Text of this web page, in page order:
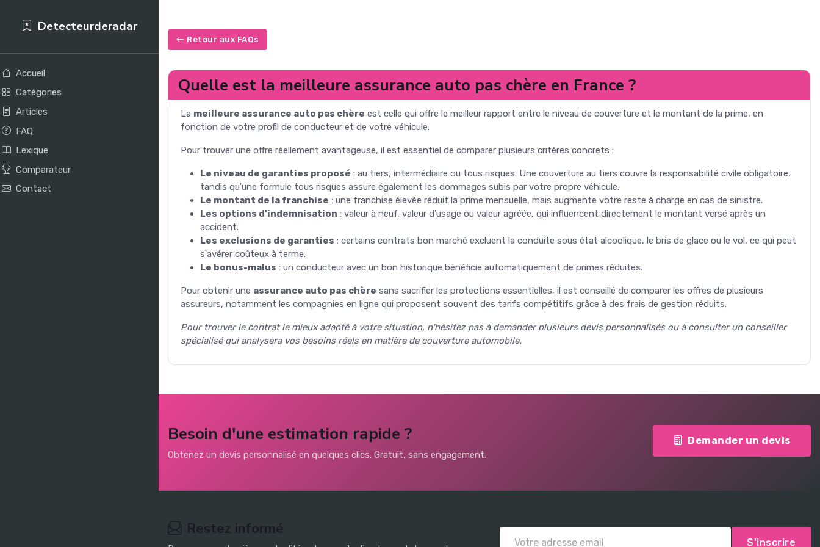
Detecteurderadar
Accueil
Catégories
Articles
FAQ
Lexique
Comparateur
Contact
Retour aux FAQs
Quelle est la meilleure assurance auto pas chère en France ?
La meilleure assurance auto pas chère est celle qui offre le meilleur rapport entre le niveau de couverture et le montant de la prime, en
fonction de votre profil de conducteur et de votre véhicule.
Pour trouver une offre réellement avantageuse, il est essentiel de comparer plusieurs critères concrets :
Le niveau de garanties proposé : au tiers, intermédiaire ou tous risques. Une couverture au tiers couvre la responsabilité civile obligatoire,
tandis qu'une formule tous risques assure également les dommages subis par votre propre véhicule.
Le montant de la franchise : une franchise élevée réduit la prime mensuelle, mais augmente votre reste à charge en cas de sinistre.
Les options d'indemnisation : valeur à neuf, valeur d'usage ou valeur agréée, qui influencent directement le montant versé après un
accident.
Les exclusions de garanties : certains contrats bon marché excluent la conduite sous état alcoolique, le bris de glace ou le vol, ce qui peut
s'avérer coûteux à terme.
Le bonus-malus : un conducteur avec un bon historique bénéficie automatiquement de primes réduites.
Pour obtenir une assurance auto pas chère sans sacrifier les protections essentielles, il est conseillé de comparer les offres de plusieurs
assureurs, notamment les compagnies en ligne qui proposent souvent des tarifs compétitifs grâce à des frais de gestion réduits.
Pour trouver le contrat le mieux adapté à votre situation, n'hésitez pas à demander plusieurs devis personnalisés ou à consulter un conseiller
spécialisé qui analysera vos besoins réels en matière de couverture automobile.
Besoin d'une estimation rapide ?
Obtenez un devis personnalisé en quelques clics. Gratuit, sans engagement.
Demander un devis
Restez informé
S'inscrire